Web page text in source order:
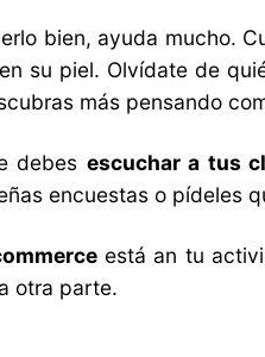
bien, ayuda mucho.
su piel. Olvídate de
más pensando
debes escuchar a tus
encuestas o pídeles
está an tu
otra parte.